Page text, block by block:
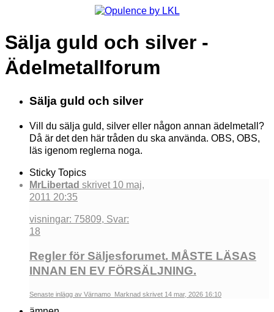
Sälja guld och silver -
Ädelmetallforum
Sälja guld och silver
Vill du sälja guld, silver eller någon annan ädelmetall?
Då är det den här tråden du ska använda. OBS, OBS,
läs igenom reglerna noga.
Sticky Topics
MrLibertad skrivet 10 maj,
2011 20:35
visningar: 75809, Svar:
18
Regler för Säljesforumet. MÅSTE LÄSAS
INNAN EN EV FÖRSÄLJNING.
Senaste inlägg av Värnamo_Marknad skrivet 14 mar, 2026 16:10